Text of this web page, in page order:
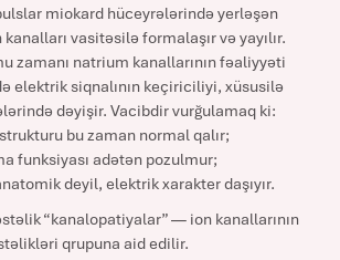
miokard hüceyrələrində yerləşən
vasitəsilə formalaşır və yayılır.
zamanı natrium kanallarının fəaliyyəti
elektrik siqnalının keçiriciliyi, xüsusilə
dəyişir. Vacibdir vurğulamaq ki:
bu zaman normal qalır;
funksiyası adətən pozulmur;
deyil, elektrik xarakter daşıyır.
“kanalopatiyalar” — ion kanallarının
qrupuna aid edilir.